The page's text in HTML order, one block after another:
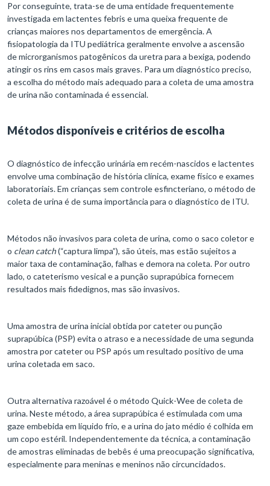
Por conseguinte, trata-se de uma entidade frequentemente
investigada em lactentes febris e uma queixa frequente de
crianças maiores nos departamentos de emergência. A
fisiopatologia da ITU pediátrica geralmente envolve a ascensão
de microrganismos patogênicos da uretra para a bexiga, podendo
atingir os rins em casos mais graves. Para um diagnóstico preciso,
a escolha do método mais adequado para a coleta de uma amostra
de urina não contaminada é essencial.
Métodos disponíveis e critérios de escolha
O diagnóstico de infecção urinária em recém-nascidos e lactentes
envolve uma combinação de história clínica, exame físico e exames
laboratoriais. Em crianças sem controle esfincteriano, o método de
coleta de urina é de suma importância para o diagnóstico de ITU.
Métodos não invasivos para coleta de urina, como o saco coletor e
o clean catch(“captura limpa”), são úteis, mas estão sujeitos a
maior taxa de contaminação, falhas e demora na coleta. Por outro
lado, o cateterismo vesical e a punção suprapúbica fornecem
resultados mais fidedignos, mas são invasivos.
Uma amostra de urina inicial obtida por cateter ou punção
suprapúbica (PSP) evita o atraso e a necessidade de uma segunda
amostra por cateter ou PSP após um resultado positivo de uma
urina coletada em saco.
Outra alternativa razoável é o método Quick-Wee de coleta de
urina. Neste método, a área suprapúbica é estimulada com uma
gaze embebida em líquido frio, e a urina do jato médio é colhida em
um copo estéril. Independentemente da técnica, a contaminação
de amostras eliminadas de bebês é uma preocupação significativa,
especialmente para meninas e meninos não circuncidados.